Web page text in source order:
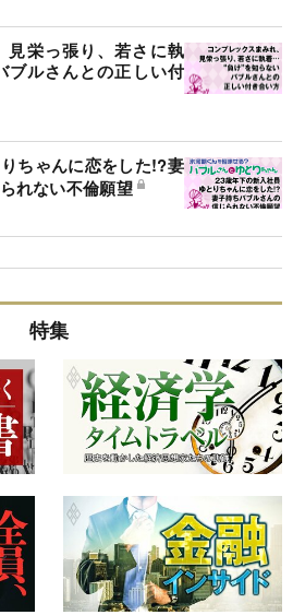
見栄っ張り、若さに執
ルさんとの正しい付
ちゃんに恋をした!?妻
れない不倫願望
特集